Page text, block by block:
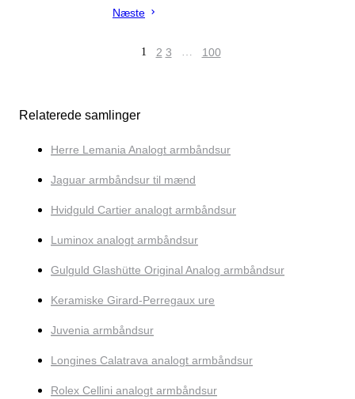
Næste
1 2 3 … 100
Relaterede samlinger
Herre Lemania Analogt armbåndsur
Jaguar armbåndsur til mænd
Hvidguld Cartier analogt armbåndsur
Luminox analogt armbåndsur
Gulguld Glashütte Original Analog armbåndsur
Keramiske Girard-Perregaux ure
Juvenia armbåndsur
Longines Calatrava analogt armbåndsur
Rolex Cellini analogt armbåndsur